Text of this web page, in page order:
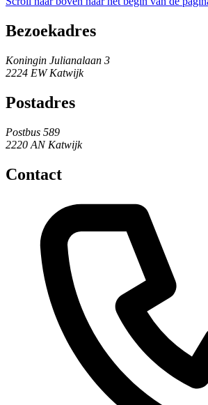
Bezoekadres
Koningin Julianalaan 3
2224 EW Katwijk
Postadres
Postbus 589
2220 AN Katwijk
Contact